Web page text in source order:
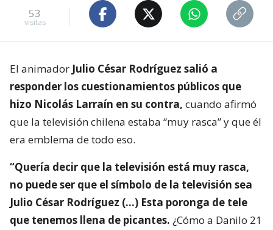
53
visitas
El animador Julio César Rodríguez salió a
responder los cuestionamientos públicos que
hizo Nicolás Larraín en su contra, cuando afirmó
que la televisión chilena estaba “muy rasca” y que él
era emblema de todo eso.
“Quería decir que la televisión está muy rasca,
no puede ser que el símbolo de la televisión sea
Julio César Rodríguez (…) Esta poronga de tele
que tenemos llena de picantes. ¿Cómo a Danilo 21